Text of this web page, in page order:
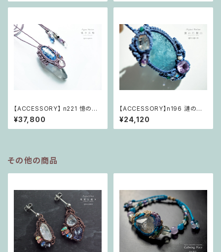
【ACCESSORY】 n221 憶の共
鳴「安心の空に心を重ねて」
¥37,800
【ACCESSORY】n196 漣の円
舞曲「Mother Earth 豊かなる
世界」
¥24,120
その他の商品